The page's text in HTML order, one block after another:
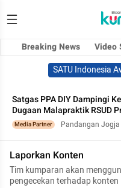
Breaking News Video
SATU Indonesia
Satgas PPA DIY Dampingi
Dugaan Malapraktik RSUD
Media Partner Pandangan Jogja
Laporkan Konten
Tim kumparan akan
pengecekan terhadap konten